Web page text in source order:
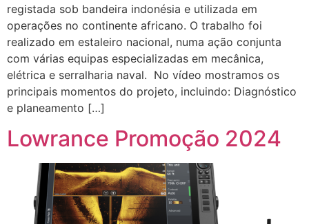
registada sob bandeira indonésia e utilizada em
operações no continente africano. O trabalho foi
realizado em estaleiro nacional, numa ação conjunta
com várias equipas especializadas em mecânica,
elétrica e serralharia naval. No vídeo mostramos os
principais momentos do projeto, incluindo: Diagnóstico
e planeamento […]
Lowrance Promoção 2024